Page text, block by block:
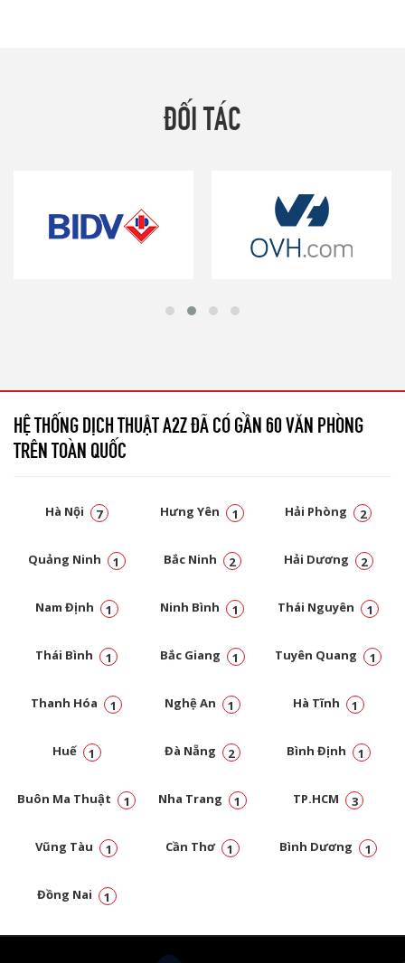
ĐỐI TÁC
HỆ THỐNG DỊCH THUẬT A2Z ĐÃ CÓ GẦN 60 VĂN PHÒNG
TRÊN TOÀN QUỐC
Hà Nội 7 Hưng Yên 1 Hải Phòng 2
Quảng Ninh 1 Bắc Ninh 2 Hải Dương 2
Nam Định 1 Ninh Bình 1 Thái Nguyên 1
Thái Bình 1 Bắc Giang 1 Tuyên Quang 1
Thanh Hóa 1 Nghệ An 1 Hà Tĩnh 1
Huế 1 Đà Nẵng 2 Bình Định 1
Buôn Ma Thuật 1 Nha Trang 1 TP.HCM 3
Vũng Tàu 1 Cần Thơ 1 Bình Dương 1
Đồng Nai 1